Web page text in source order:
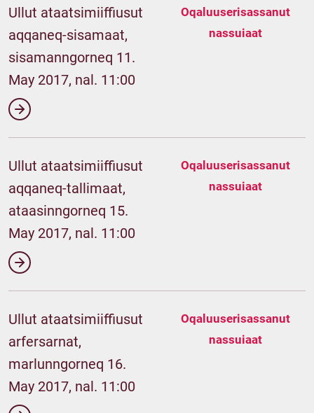
Ullut ataatsimiiffiusut
aqqaneq-sisamaat,
sisamanngorneq 11.
May 2017, nal. 11:00
Oqaluuserisassanut
nassuiaat
Ullut ataatsimiiffiusut
aqqaneq-tallimaat,
ataasinngorneq 15.
May 2017, nal. 11:00
Oqaluuserisassanut
nassuiaat
Ullut ataatsimiiffiusut
arfersarnat,
marlunngorneq 16.
May 2017, nal. 11:00
Oqaluuserisassanut
nassuiaat